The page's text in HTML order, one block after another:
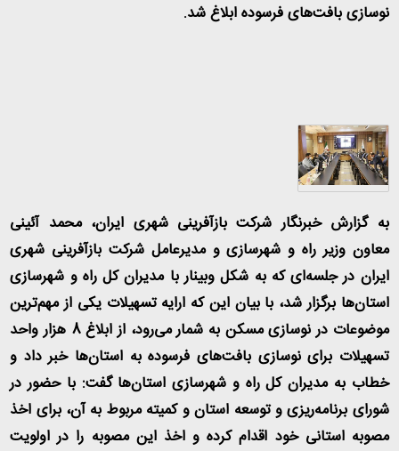
نوسازی بافت‌های فرسوده ابلاغ شد.
به گزارش خبرنگار شرکت بازآفرینی شهری ایران، محمد آئینی
معاون وزیر راه و شهرسازی و مدیرعامل شرکت بازآفرینی شهری
ایران در جلسه‌ای که به شکل وبینار با مدیران کل راه و شهرسازی
استان‌ها برگزار شد، با بیان این که ارایه تسهیلات یکی از مهم‌ترین
موضوعات در نوسازی مسکن به شمار می‌رود، از ابلاغ 8 هزار واحد
تسهیلات برای نوسازی بافت‌های فرسوده به استان‌ها خبر داد و
خطاب به مدیران کل راه و شهرسازی استان‌ها گفت: با حضور در
شورای برنامه‌ریزی و توسعه استان و کمیته مربوط به آن، برای اخذ
مصوبه استانی خود اقدام کرده و اخذ این مصوبه را در اولویت